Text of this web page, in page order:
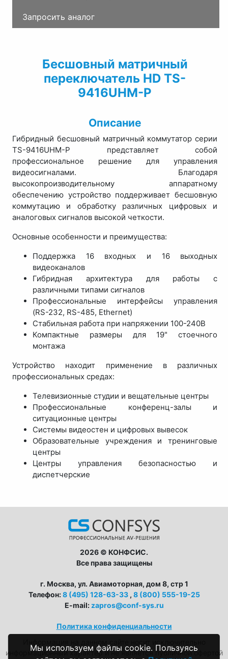
Запросить аналог
Бесшовный матричный
переключатель HD TS-
9416UHM-P
Описание
Гибридный бесшовный матричный коммутатор серии
TS-9416UHM-P представляет собой
профессиональное решение для управления
видеосигналами. Благодаря
высокопроизводительному аппаратному
обеспечению устройство поддерживает бесшовную
коммутацию и обработку различных цифровых и
аналоговых сигналов высокой четкости.
Основные особенности и преимущества:
Поддержка 16 входных и 16 выходных
видеоканалов
Гибридная архитектура для работы с
различными типами сигналов
Профессиональные интерфейсы управления
(RS-232, RS-485, Ethernet)
Стабильная работа при напряжении 100-240В
Компактные размеры для 19" стоечного
монтажа
Устройство находит применение в различных
профессиональных средах:
Телевизионные студии и вещательные центры
Профессиональные конференц-залы и
ситуационные центры
Системы видеостен и цифровых вывесок
Образовательные учреждения и тренинговые
центры
Центры управления безопасностью и
диспетчерские
2026 © КОНФСИС.
Все права защищены
г. Москва, ул. Авиамоторная, дом 8, стр 1
Телефон:8 (495) 128-63-33 , 8 (800) 555-19-25
E-mail: zapros@conf-sys.ru
Политика конфиденциальности
информационный характер и не является публичной офертой
Мы используем файлы cookie. Пользуясь